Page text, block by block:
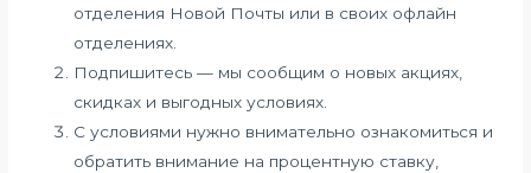
отделения Новой Почты или в своих офлайн
отделениях.
Подпишитесь — мы сообщим о новых акциях,
скидках и выгодных условиях.
С условиями нужно внимательно ознакомиться и
обратить внимание на процентную ставку,